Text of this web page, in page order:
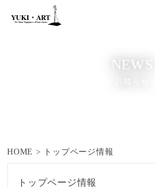
NEWS
HOME > トップページ情報
トップページ情報